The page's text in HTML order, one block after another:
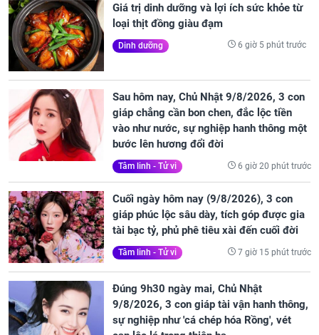
Giá trị dinh dưỡng và lợi ích sức khỏe từ
loại thịt đồng giàu đạm
Dinh dưỡng 6 giờ 5 phút trước
Sau hôm nay, Chủ Nhật 9/8/2026, 3 con
giáp chẳng cần bon chen, đắc lộc tiền
vào như nước, sự nghiệp hanh thông một
bước lên hương đổi đời
Tâm linh - Tử vi 6 giờ 20 phút trước
Cuối ngày hôm nay (9/8/2026), 3 con
giáp phúc lộc sâu dày, tích góp được gia
tài bạc tỷ, phủ phê tiêu xài đến cuối đời
Tâm linh - Tử vi 7 giờ 15 phút trước
Đúng 9h30 ngày mai, Chủ Nhật
9/8/2026, 3 con giáp tài vận hanh thông,
sự nghiệp như 'cá chép hóa Rồng', vét